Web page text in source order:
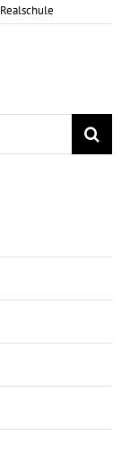
Realschule